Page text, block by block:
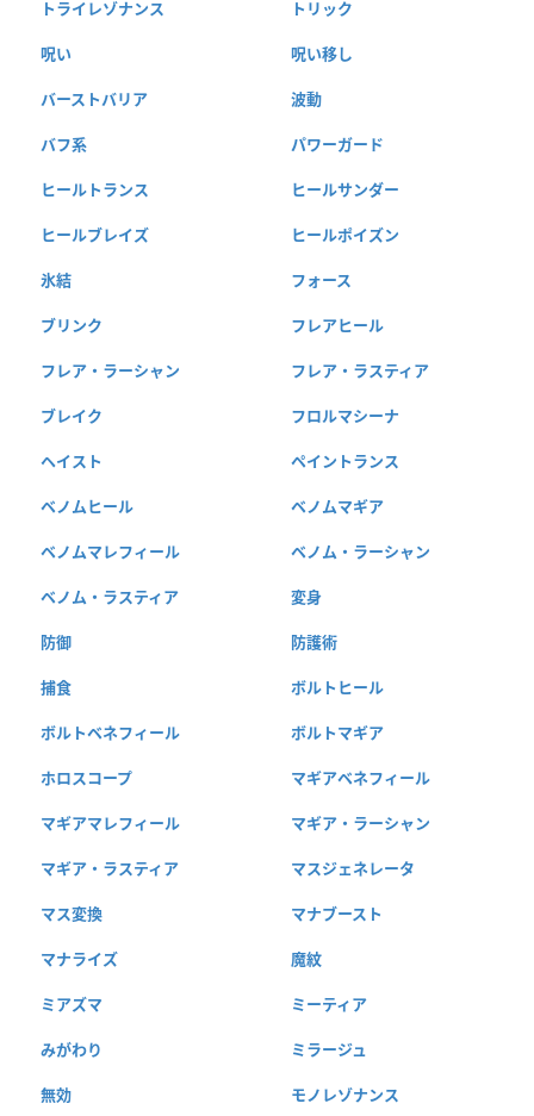
トライレゾナンス トリック
呪い 呪い移し
バーストバリア 波動
バフ系 パワーガード
ヒールトランス ヒールサンダー
ヒールブレイズ ヒールポイズン
氷結 フォース
ブリンク フレアヒール
フレア・ラーシャン フレア・ラスティア
ブレイク フロルマシーナ
ヘイスト ペイントランス
ベノムヒール ベノムマギア
ベノムマレフィール ベノム・ラーシャン
ベノム・ラスティア 変身
防御 防護術
捕食 ボルトヒール
ボルトベネフィール ボルトマギア
ホロスコープ マギアベネフィール
マギアマレフィール マギア・ラーシャン
マギア・ラスティア マスジェネレータ
マス変換 マナブースト
マナライズ 魔紋
ミアズマ ミーティア
みがわり ミラージュ
無効 モノレゾナンス